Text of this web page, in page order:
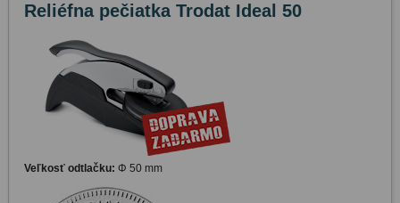
Reliéfna pečiatka Trodat Ideal 50
Veľkosť odtlačku: Φ 50 mm